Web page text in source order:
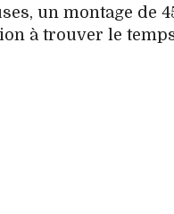
un montage de
à trouver le